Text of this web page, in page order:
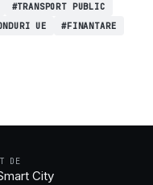
#TRANSPORT PUBLIC
UE #FINANTARE
DE
City